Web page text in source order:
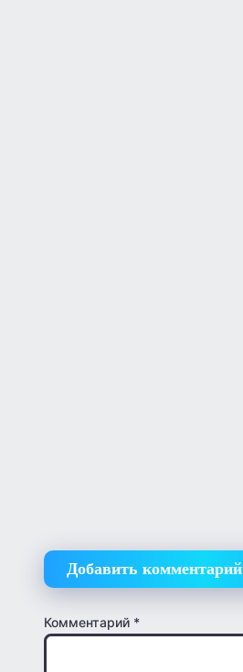
Добавить комментарий
Комментарий *